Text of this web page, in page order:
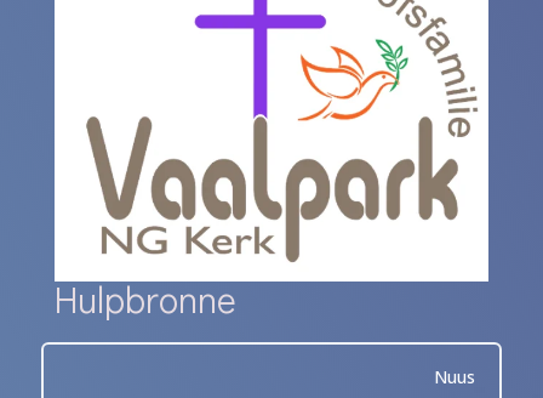
Hulpbronne
Nuus